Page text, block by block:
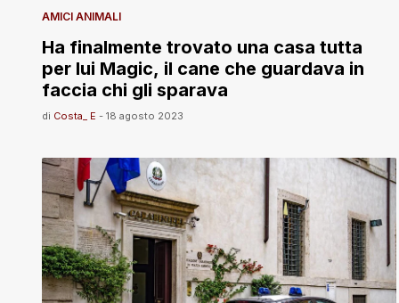
AMICI ANIMALI
Ha finalmente trovato una casa tutta
per lui Magic, il cane che guardava in
faccia chi gli sparava
di Costa_ E - 18 agosto 2023